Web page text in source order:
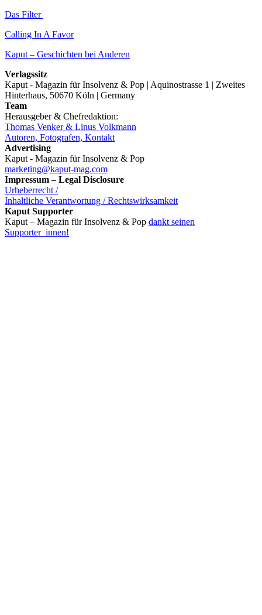
Das Filter
Calling In A Favor
Kaput – Geschichten bei Anderen
Verlagssitz
Kaput - Magazin für Insolvenz & Pop | Aquinostrasse 1 | Zweites
Hinterhaus, 50670 Köln | Germany
Team
Herausgeber & Chefredaktion:
Thomas Venker & Linus Volkmann
Autoren, Fotografen, Kontakt
Advertising
Kaput - Magazin für Insolvenz & Pop
marketing@kaput-mag.com
Impressum – Legal Disclosure
Urheberrecht /
Inhaltliche Verantwortung / Rechtswirksamkeit
Kaput Supporter
Kaput – Magazin für Insolvenz & Pop dankt seinen
Supporter_innen!